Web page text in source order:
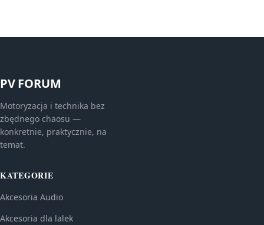
PV FORUM
Motoryzacja i technika bez
zbędnego chaosu —
konkretnie, praktycznie, na
temat.
KATEGORIE
Akcesoria Audio
Akcesoria dla lalek